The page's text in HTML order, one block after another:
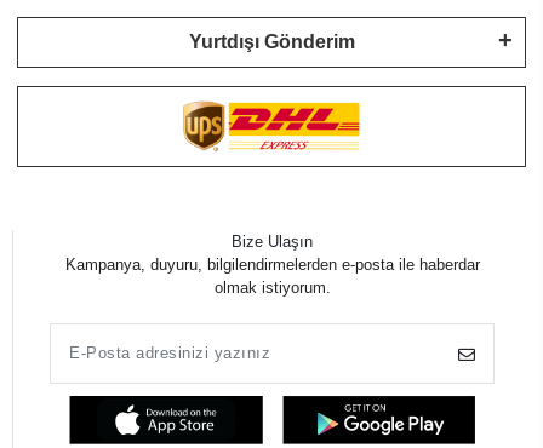
Yurtdışı Gönderim
Bize Ulaşın
Kampanya, duyuru, bilgilendirmelerden e-posta ile haberdar
olmak istiyorum.